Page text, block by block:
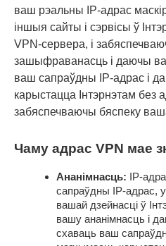
ваш рэальны IP-адрас
іншыя сайты і сэрвісы ў
VPN-сервера, і
зашыфраванасць і даючы
ваш сапраўдны IP-адрас і
карыстацца Інтэрнэтам без
забяспечваючы бяспеку
Чаму адрас VPN мае
Ананімнасць: IP-
сапраўдны IP-адрас,
вашай дзейнасці ў
вашу ананімнасць і
схаваць ваш